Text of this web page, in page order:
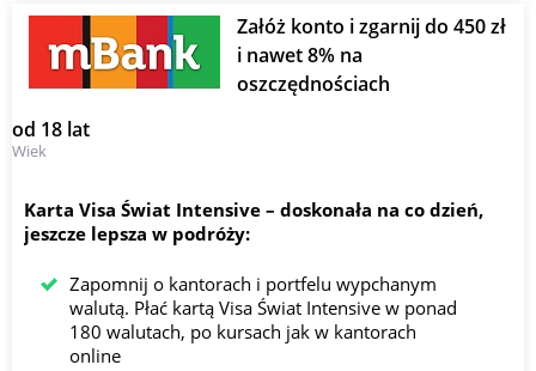
Załóż konto i zgarnij do 450 zł
i nawet 8% na
oszczędnościach
od 18 lat
Wiek
Karta Visa Świat Intensive ⁠–⁠ doskonała na co dzień,
jeszcze lepsza w podróży:
Zapomnij o kantorach i portfelu wypchanym
walutą. Płać kartą Visa Świat Intensive w ponad
180 walutach, po kursach jak w kantorach
online